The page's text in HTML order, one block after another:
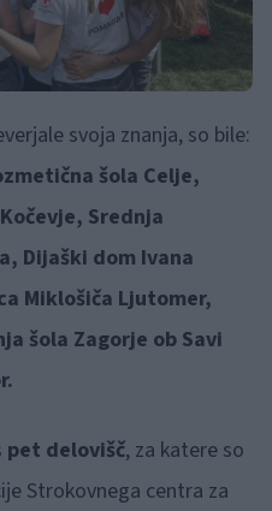
svoja znanja, so bile:
šola Celje,
Srednja
Dijaški dom Ivana
Miklošiča Ljutomer,
šola Zagorje ob Savi
pet delovišč, za katere so
Strokovnega centra za